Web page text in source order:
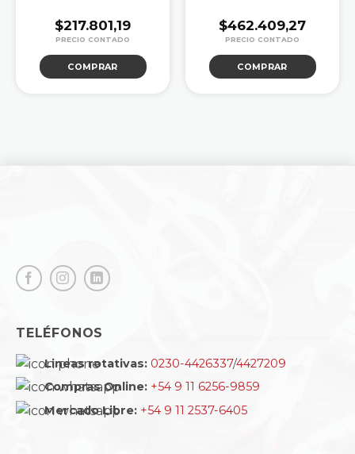
$217.801,19
COMPRAR
$462.409,27
COMPRAR
TELÉFONOS
Lineas rotativas: 0230-4426337/4427209
Compras Online: +54 9 11 6256-9859
Mercado Libre: +54 9 11 2537-6405